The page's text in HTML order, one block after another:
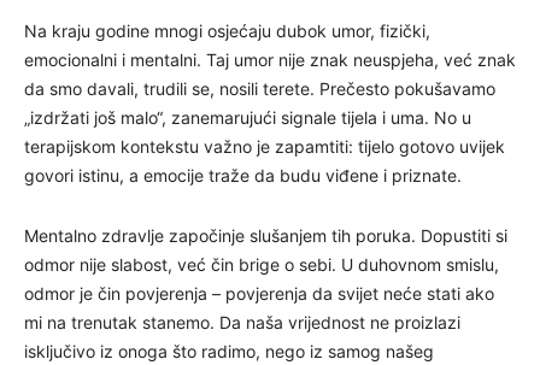
Na kraju godine mnogi osjećaju dubok umor, fizički,
emocionalni i mentalni. Taj umor nije znak neuspjeha, već znak
da smo davali, trudili se, nosili terete. Prečesto pokušavamo
„izdržati još malo“, zanemarujući signale tijela i uma. No u
terapijskom kontekstu važno je zapamtiti: tijelo gotovo uvijek
govori istinu, a emocije traže da budu viđene i priznate.
Mentalno zdravlje započinje slušanjem tih poruka. Dopustiti si
odmor nije slabost, već čin brige o sebi. U duhovnom smislu,
odmor je čin povjerenja – povjerenja da svijet neće stati ako
mi na trenutak stanemo. Da naša vrijednost ne proizlazi
isključivo iz onoga što radimo, nego iz samog našeg